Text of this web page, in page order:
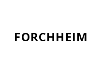
FORCHHEIM